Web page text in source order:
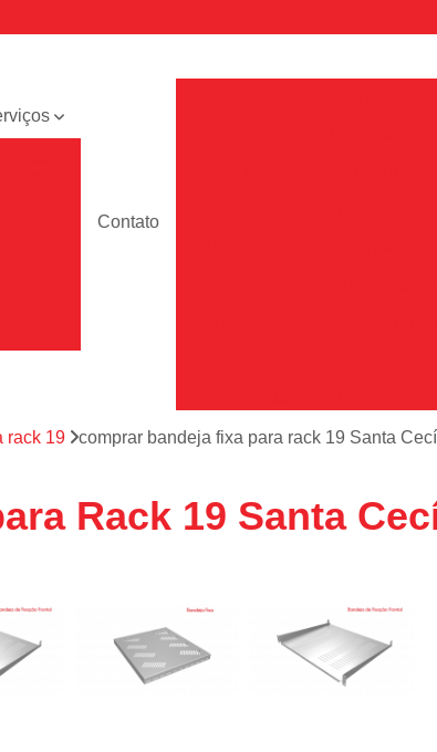
Contato
Bandeja para Rack
Bandeja Rack 19
Confinamento
Confinamento
Confinamento
Confinamento
rack 19 comprar bandeja fixa para rack 19 Santa
Rack 19 Santa